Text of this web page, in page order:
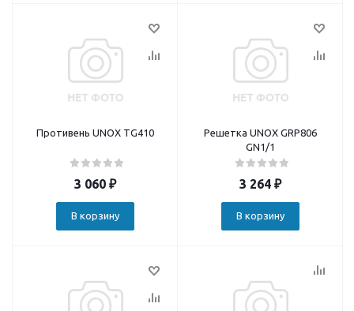
Противень UNOX TG410
3 060 ₽
В корзину
Решетка UNOX GRP806
GN1/1
3 264 ₽
В корзину